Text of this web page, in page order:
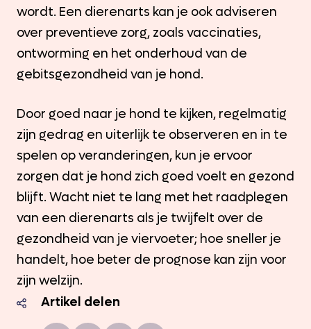
wordt. Een dierenarts kan je ook adviseren
over preventieve zorg, zoals vaccinaties,
ontworming en het onderhoud van de
gebitsgezondheid van je hond.
Door goed naar je hond te kijken, regelmatig
zijn gedrag en uiterlijk te observeren en in te
spelen op veranderingen, kun je ervoor
zorgen dat je hond zich goed voelt en gezond
blijft. Wacht niet te lang met het raadplegen
van een dierenarts als je twijfelt over de
gezondheid van je viervoeter; hoe sneller je
handelt, hoe beter de prognose kan zijn voor
zijn welzijn.
Artikel delen